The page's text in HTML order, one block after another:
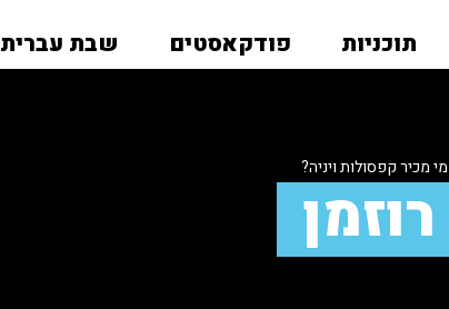
תוכניות פודקאסטים שבת עברית
מכיר קפסולות ויניה?